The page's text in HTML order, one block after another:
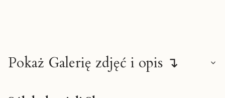
Pokaż Galerię zdjęć i opis ↴